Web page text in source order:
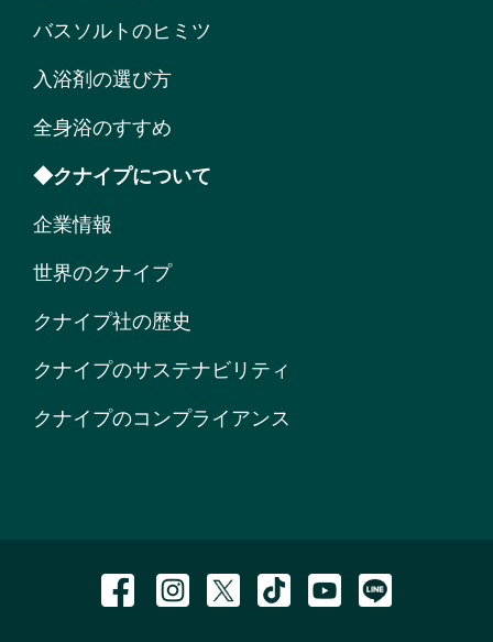
バスソルトのヒミツ
入浴剤の選び方
全身浴のすすめ
◆クナイプについて
企業情報
世界のクナイプ
クナイプ社の歴史
クナイプのサステナビリティ
クナイプのコンプライアンス